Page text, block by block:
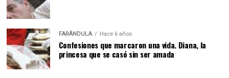
FARÁNDULA Hace 6 años
Confesiones que marcaron una vida. Diana, la
princesa que se casó sin ser amada